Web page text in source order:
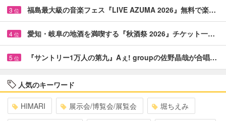
3 位 福島最大級の音楽フェス『LIVE AZUMA 2026』無料で楽…
4 位 愛知・岐阜の地酒を満喫する『秋酒祭 2026』チケット一…
5 位 『サントリー1万人の第九』Aぇ! groupの佐野晶哉が合唱…
人気のキーワード
HIMARI 展示会/博覧会/展覧会 堀ちえみ